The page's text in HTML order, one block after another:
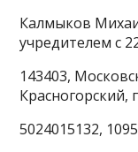
Калмыков
учредителем с
143403,
Красногорский,
5024015132,